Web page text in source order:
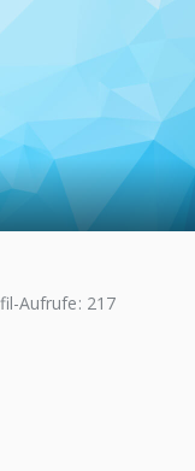
Aufrufe 217